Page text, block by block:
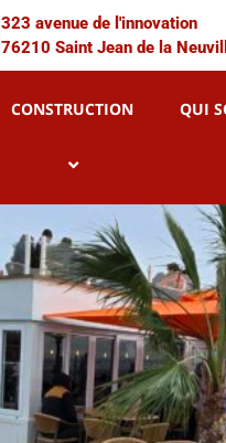
323 avenue de l'innovation
76210 Saint Jean de la
CONSTRUCTION QUI